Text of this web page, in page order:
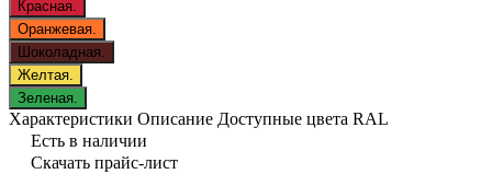
Красная.
Оранжевая.
Шоколадная.
Желтая.
Зеленая.
Характеристики Описание Доступные цвета RAL
Есть в наличии
Скачать прайс-лист